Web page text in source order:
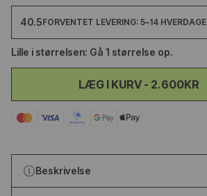
40.5FORVENTET LEVERING: 5–14 HVERDAGE
Lille i størrelsen: Gå 1 størrelse op.
LÆG I KURV - 2.600KR
Beskrivelse